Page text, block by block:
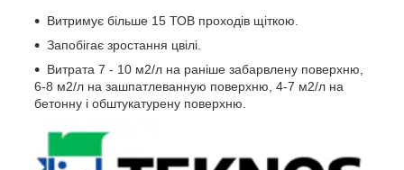
Витримує більше 15 ТОВ проходів щіткою.
Запобігає зростання цвілі.
Витрата 7 - 10 м2/л на раніше забарвлену поверхню,
6-8 м2/л на зашпатлеванную поверхню, 4-7 м2/л на
бетонну і обштукатурену поверхню.